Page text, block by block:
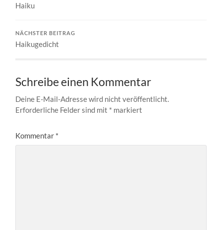
Haiku
NÄCHSTER BEITRAG
Haikugedicht
Schreibe einen Kommentar
Deine E-Mail-Adresse wird nicht veröffentlicht.
Erforderliche Felder sind mit * markiert
Kommentar *